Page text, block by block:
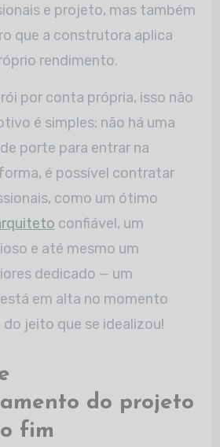
e projeto, mas também
que a construtora aplica
rendimento.
por conta própria, isso não
é simples: não há uma
porte para entrar na
é possível contratar
como um ótimo
confiável, um
e até mesmo um
dedicado — um
em alta no momento
jeito que se idealizou!
do projeto
fim